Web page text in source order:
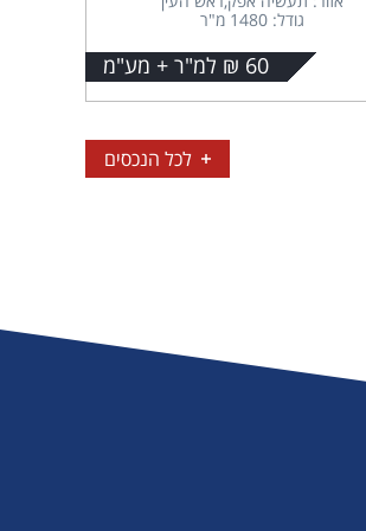
גודל: 1480 מ"ר
60 ₪ למ"ר + מע"מ
לכל הנכסים